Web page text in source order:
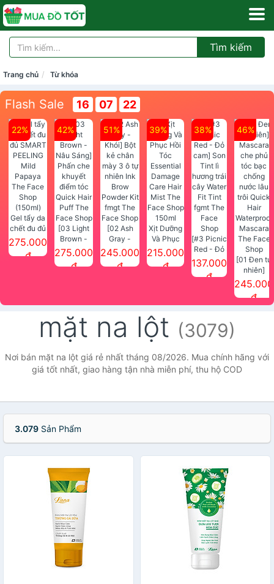
Tìm kiếm
Trang chủ Từ khóa
Flash Sale 16 07 20
22%
Gel tẩy da
chết đu đủ
SMART
PEELING
275.000
đ
42%
[03 Light
Brown -
Nâu Sáng]
Phấn che
275.000
đ
51%
[02 Ash
Gray -
Khói] Bột
kẻ chân
Face Shop
245.000
đ
39%
Xịt Dưỡng
Và Phục
Hồi Tóc
Essential
215.000
đ
38%
[#3 Picnic
Red - Đỏ
cam] Son
Face
Shop
137.000
đ
46%
[01 Đen tự
nhiên]
Mascara
che phủ
Waterproof
Mascara
The Face
245.000
đ
mặt na lột (3079)
Nơi bán mặt na lột giá rẻ nhất tháng 08/2026. Mua chính hãng với
giá tốt nhất, giao hàng tận nhà miễn phí, thu hộ COD
3.079 Sản Phẩm